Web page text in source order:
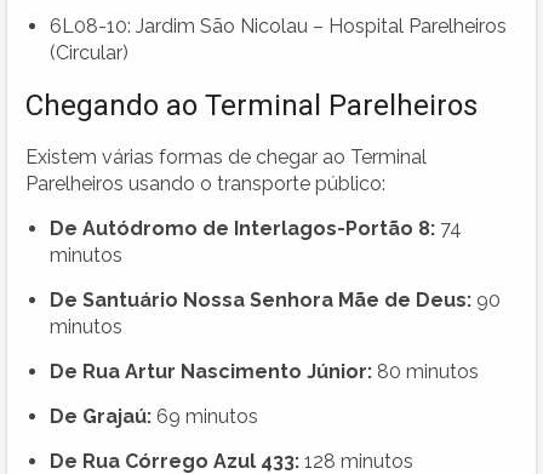
6L08-10: Jardim São Nicolau – Hospital Parelheiros
(Circular)
Chegando ao Terminal Parelheiros
Existem várias formas de chegar ao Terminal
Parelheiros usando o transporte público:
De Autódromo de Interlagos-Portão 8: 74
minutos
De Santuário Nossa Senhora Mãe de Deus: 90
minutos
De Rua Artur Nascimento Júnior: 80 minutos
De Grajaú: 69 minutos
De Rua Córrego Azul 433: 128 minutos